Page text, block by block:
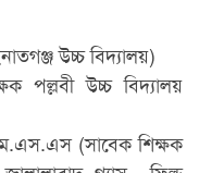
উচ্চ বিদ্যালয়)
পল্লবী উচ্চ বিদ্যালয়
(সাবেক শিক্ষক